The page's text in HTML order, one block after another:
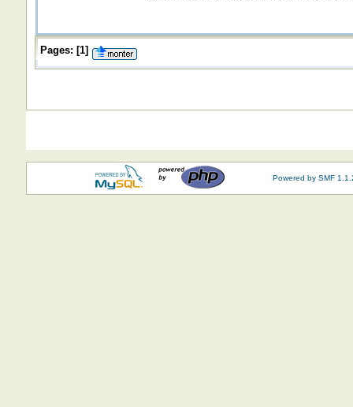
Pages: [1]
Powered by SMF